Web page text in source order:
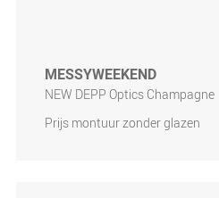
MESSYWEEKEND
NEW DEPP Optics Champagne
Prijs montuur zonder glazen